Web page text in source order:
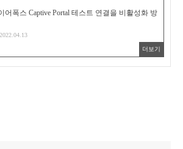
어폭스 Captive Portal 테스트 연결을 비활성화 방
2022.04.13
더보기